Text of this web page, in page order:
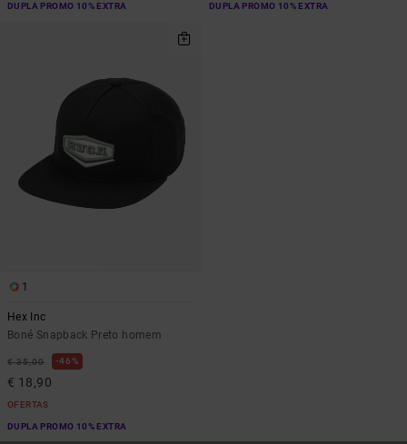
DUPLA PROMO 10% EXTRA DUPLA PROMO 10% EXTRA
1
Hex Inc
Boné Snapback Preto homem
€ 35,00 46%
€ 18,90
OFERTAS
DUPLA PROMO 10% EXTRA